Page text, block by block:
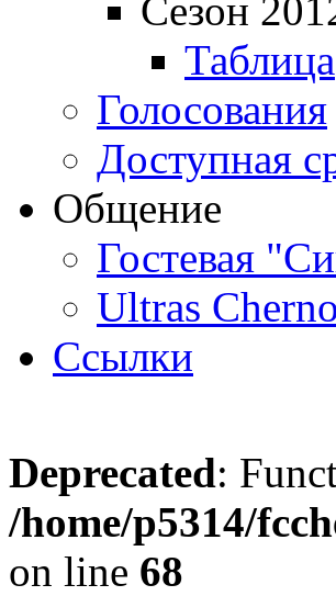
Сезон
Таблица
Голосования
Доступная
Общение
Гостевая
Ultras
Ссылки
Deprecated:
/home/p5314/
on line 68